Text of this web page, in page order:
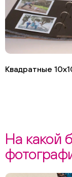
Квадратные
На какой